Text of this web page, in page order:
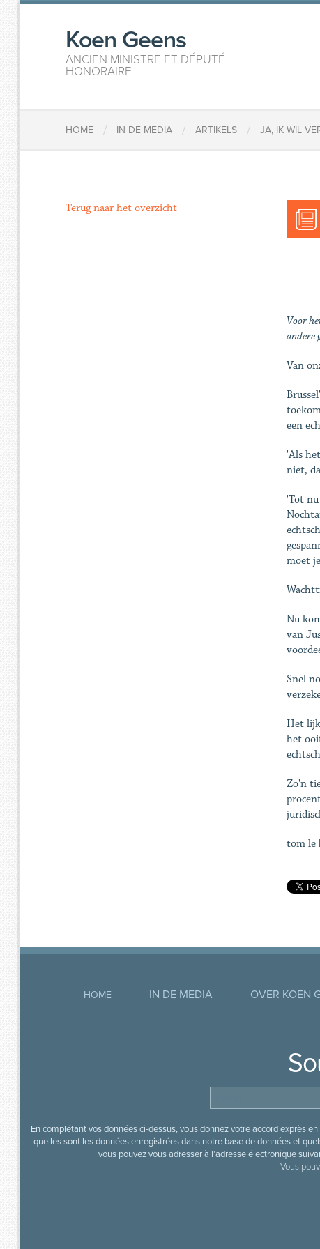
Koen Geens
ANCIEN MINISTRE ET DÉPUTÉ
HONORAIRE
HOME / IN DE MEDIA / ARTIKELS / JA, IK WIL
Voor
andere
Van
een
'Als
niet,
'Tot
moet
Nu
van
Snel
Het
het
Zo'n
tom le
Terug naar het overzicht
HOME IN DE MEDIA OVER KOEN
En complétant vos données ci-dessus, vous donnez votre accord exprès
quelles sont les données enregistrées dans notre base de données et
vous pouvez vous adresser à l’adresse électronique
Vous